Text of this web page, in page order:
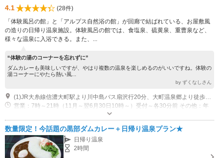
4.1
(28件)
「体験風呂の館」と「アルプス自然浴の館」が回廊で結ばれている、お屋敷風
の造りの日帰り温泉施設。体験風呂の館では、食塩泉、硫黄泉、重曹泉など、
様々な温泉に入浴できる。また、...
“体験の湯のコーナーを忘れずに”
ダムカレーも美味しいですが、やはり複数の温泉を楽しめるのがいいですね。体験の
湯コーナーにやたら熱い風...
by ずくなしさん
(1)JR大糸線信濃大町駅より川中島バス扇沢行20分、大町温泉郷より徒歩2分
営業：7時～21時（11月～翌6月30日10時～）受付～各30分前 その他：年
数量限定！今話題の黒部ダムカレー＋日帰り温泉プラン★
日帰り温泉
2時間